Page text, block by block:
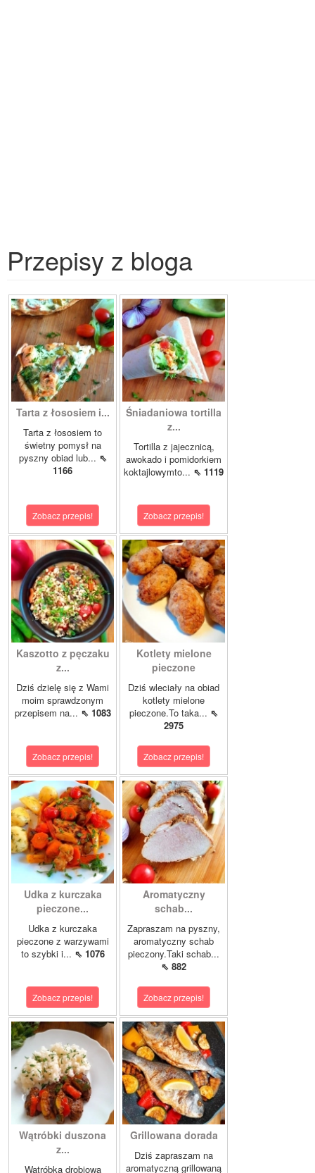
Przepisy z bloga
Tarta z łososiem i...
Tarta z łososiem to
świetny pomysł na
pyszny obiad lub... ⇖
1166
Zobacz przepis!
Śniadaniowa tortilla
z...
Tortilla z jajecznicą,
awokado i pomidorkiem
koktajlowymto... ⇖ 1119
Zobacz przepis!
Kaszotto z pęczaku
z...
Dziś dzielę się z Wami
moim sprawdzonym
przepisem na... ⇖ 1083
Zobacz przepis!
Kotlety mielone
pieczone
Dziś wleciały na obiad
kotlety mielone
pieczone.To taka... ⇖
2975
Zobacz przepis!
Udka z kurczaka
pieczone...
Udka z kurczaka
pieczone z warzywami
to szybki i... ⇖ 1076
Zobacz przepis!
Aromatyczny
schab...
Zapraszam na pyszny,
aromatyczny schab
pieczony.Taki schab...
⇖ 882
Zobacz przepis!
Wątróbki duszona
z...
Wątróbka drobiowa
Grillowana dorada
Dziś zapraszam na
aromatyczną grillowaną